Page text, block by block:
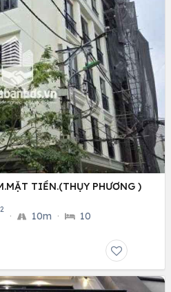
TIỀN.(THỤY PHƯƠNG )
2
· 10m · 10